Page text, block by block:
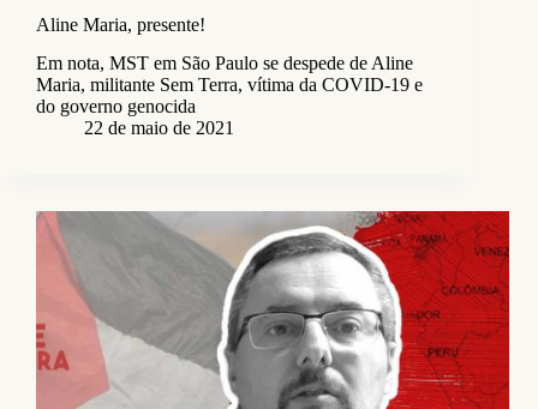
Aline Maria, presente!
Em nota, MST em São Paulo se despede de Aline
Maria, militante Sem Terra, vítima da COVID-19 e
do governo genocida
22 de maio de 2021